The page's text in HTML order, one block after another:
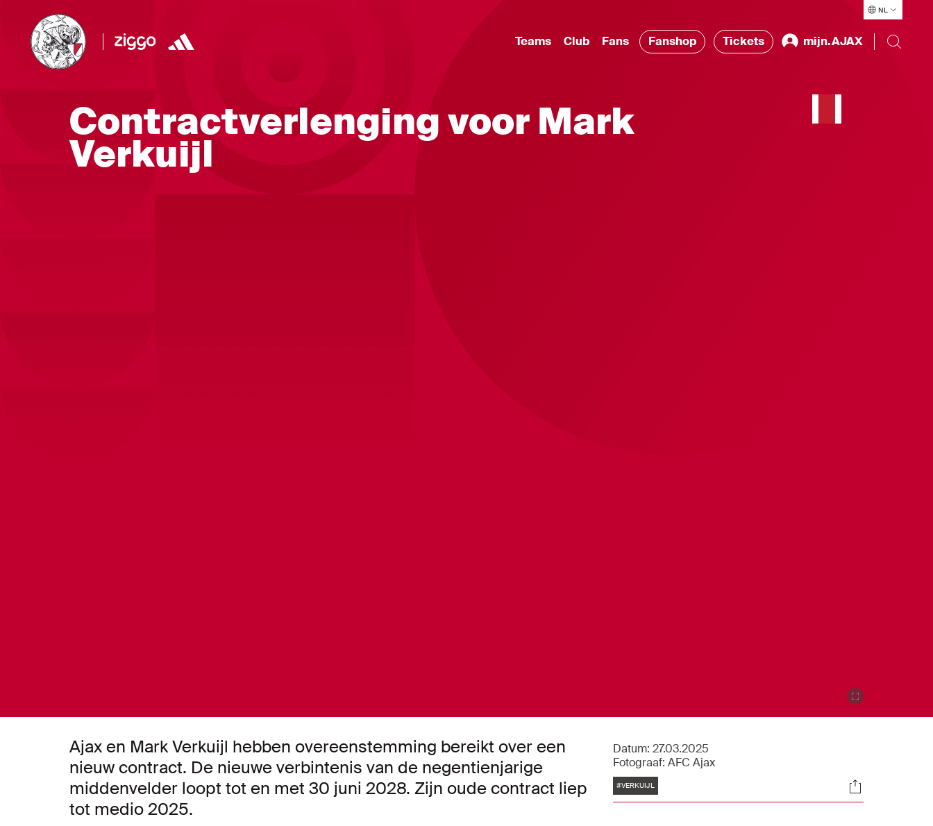
NL
Teams Club Fans Fanshop Tickets mijn.AJAX
Contractverlenging voor Mark
Verkuijl
Ajax en Mark Verkuijl hebben overeenstemming bereikt over een
nieuw contract. De nieuwe verbintenis van de negentienjarige
middenvelder loopt tot en met 30 juni 2028. Zijn oude contract liep
tot medio 2025.
Datum: 27.03.2025
Fotograaf: AFC Ajax
Tags
#VERKUIJL Socials